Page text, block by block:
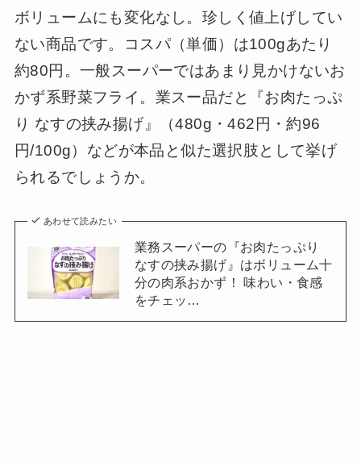
ボリュームにも変化なし。珍しく値上げしてい
ない商品です。コスパ（単価）は100gあたり
約80円。一般スーパーではあまり見かけないお
かず系野菜フライ。業スー品だと『お肉たっぷ
り なすの挟み揚げ』（480g・462円・約96
円/100g）などが本品と似た選択肢として挙げ
られるでしょうか。
あわせて読みたい
業務スーパーの『お肉たっぷり
なすの挟み揚げ』はボリューム十
分の肉系おかず！ 味わい・食感
をチェッ…